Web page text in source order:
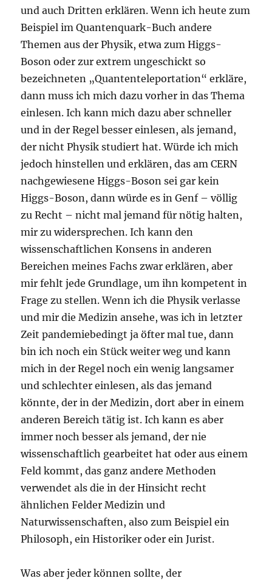
und auch Dritten erklären. Wenn ich heute zum
Beispiel im Quantenquark-Buch andere
Themen aus der Physik, etwa zum Higgs-
Boson oder zur extrem ungeschickt so
bezeichneten „Quantenteleportation“ erkläre,
dann muss ich mich dazu vorher in das Thema
einlesen. Ich kann mich dazu aber schneller
und in der Regel besser einlesen, als jemand,
der nicht Physik studiert hat. Würde ich mich
jedoch hinstellen und erklären, das am CERN
nachgewiesene Higgs-Boson sei gar kein
Higgs-Boson, dann würde es in Genf – völlig
zu Recht – nicht mal jemand für nötig halten,
mir zu widersprechen. Ich kann den
wissenschaftlichen Konsens in anderen
Bereichen meines Fachs zwar erklären, aber
mir fehlt jede Grundlage, um ihn kompetent in
Frage zu stellen. Wenn ich die Physik verlasse
und mir die Medizin ansehe, was ich in letzter
Zeit pandemiebedingt ja öfter mal tue, dann
bin ich noch ein Stück weiter weg und kann
mich in der Regel noch ein wenig langsamer
und schlechter einlesen, als das jemand
könnte, der in der Medizin, dort aber in einem
anderen Bereich tätig ist. Ich kann es aber
immer noch besser als jemand, der nie
wissenschaftlich gearbeitet hat oder aus einem
Feld kommt, das ganz andere Methoden
verwendet als die in der Hinsicht recht
ähnlichen Felder Medizin und
Naturwissenschaften, also zum Beispiel ein
Philosoph, ein Historiker oder ein Jurist.
Was aber jeder können sollte, der